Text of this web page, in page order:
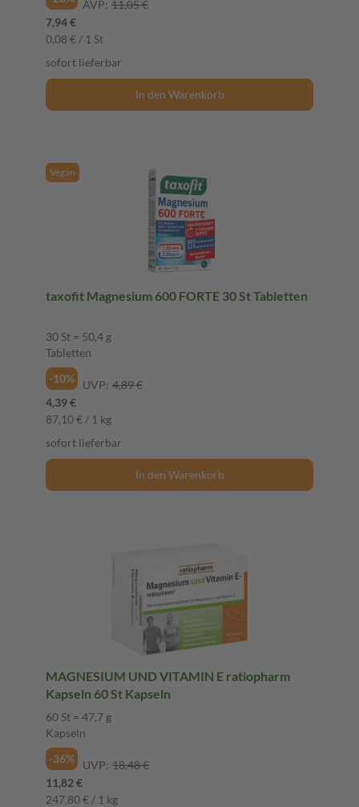
AVP: 11,05 €
7,94 €
0,08 € / 1 St
sofort lieferbar
In den Warenkorb
Vegan
taxofit Magnesium 600 FORTE 30 St Tabletten
30 St = 50,4 g
Tabletten
-10%
UVP: 4,89 €
4,39 €
87,10 € / 1 kg
sofort lieferbar
In den Warenkorb
MAGNESIUM UND VITAMIN E ratiopharm
Kapseln 60 St Kapseln
60 St = 47,7 g
Kapseln
-36%
UVP: 18,48 €
11,82 €
247,80 € / 1 kg